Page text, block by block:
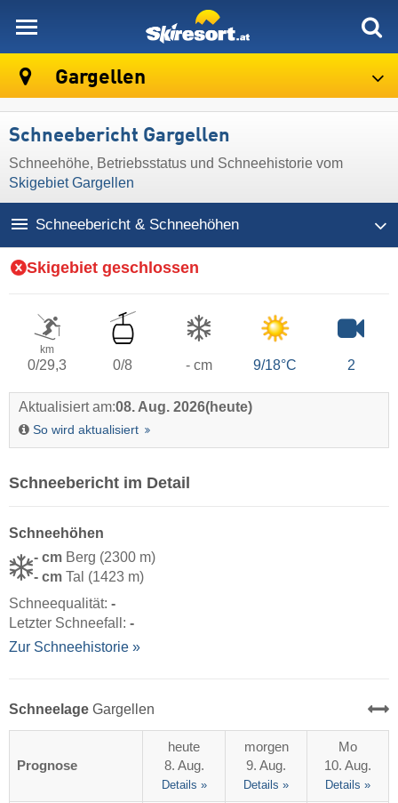
Gargellen
Schneebericht Gargellen
Schneehöhe, Betriebsstatus und Schneehistorie vom
Skigebiet Gargellen
Schneebericht & Schneehöhen
Skigebiet geschlossen
km
0/29,3 0/8 - cm 9/18°C 2
Aktualisiert am:08. Aug. 2026(heute)
So wird aktualisiert
Schneebericht im Detail
Schneehöhen
- cm Berg (2300 m)
- cm Tal (1423 m)
Schneequalität: -
Letzter Schneefall: -
Zur Schneehistorie »
Schneelage Gargellen
Prognose
heute
8. Aug.
Details »
morgen
9. Aug.
Details »
Mo
10. Aug.
Details »